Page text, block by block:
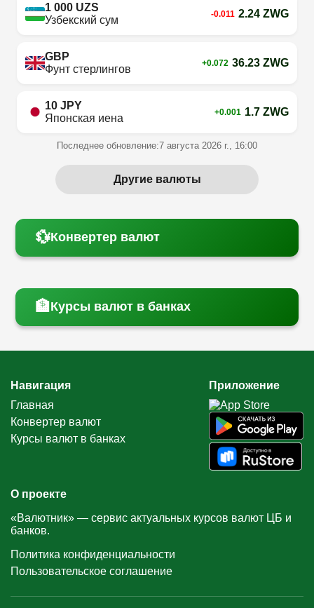
1 000 UZS
Узбекский сум
-0.011 2.24 ZWG
GBP
Фунт стерлингов
+0.072 36.23 ZWG
10 JPY
Японская иена
+0.001 1.7 ZWG
Последнее обновление:7 августа 2026 г., 16:00
Другие валюты
💱Конвертер валют
🏦Курсы валют в банках
Навигация
Главная
Конвертер валют
Курсы валют в банках
Приложение
О проекте
«Валютник» — сервис актуальных курсов валют ЦБ и
банков.
Политика конфиденциальности
Пользовательское соглашение